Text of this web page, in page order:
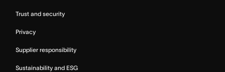
Trust and security
Privacy
Supplier responsibility
Sustainability and ESG